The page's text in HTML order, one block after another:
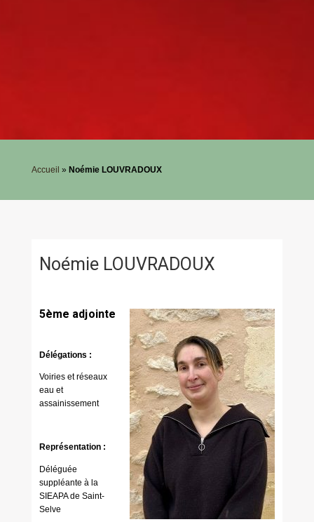
Accueil » Noémie LOUVRADOUX
Noémie LOUVRADOUX
5ème adjointe
Délégations :
Voiries et réseaux
eau et
assainissement
Représentation :
Déléguée
suppléante à la
SIEAPA de Saint-
Selve